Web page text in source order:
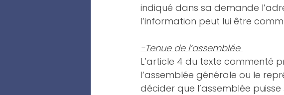
indiqué dans sa demande
l’information peut lui être
-Tenue de l’assemblée
L’article 4 du texte commenté
l’assemblée générale ou le
décider que l’assemblée